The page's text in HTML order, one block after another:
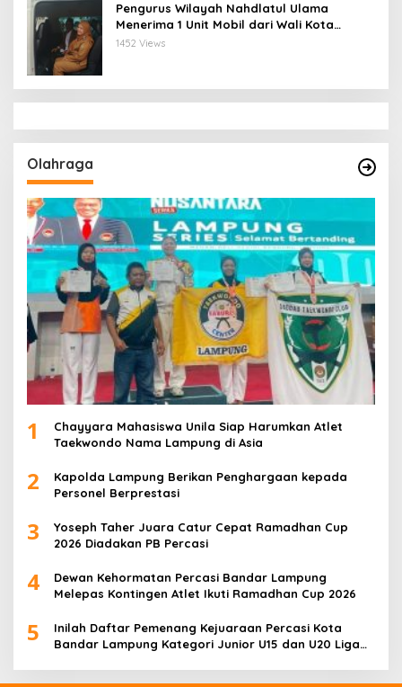
Pengurus Wilayah Nahdlatul Ulama
Menerima 1 Unit Mobil dari Wali Kota
Bandar Lampung
1452 Views
Olahraga
1
Chayyara Mahasiswa Unila Siap Harumkan Atlet
Taekwondo Nama Lampung di Asia
2
Kapolda Lampung Berikan Penghargaan kepada
Personel Berprestasi
3
Yoseph Taher Juara Catur Cepat Ramadhan Cup
2026 Diadakan PB Percasi
4
Dewan Kehormatan Percasi Bandar Lampung
Melepas Kontingen Atlet Ikuti Ramadhan Cup 2026
5
Inilah Daftar Pemenang Kejuaraan Percasi Kota
Bandar Lampung Kategori Junior U15 dan U20 Liga